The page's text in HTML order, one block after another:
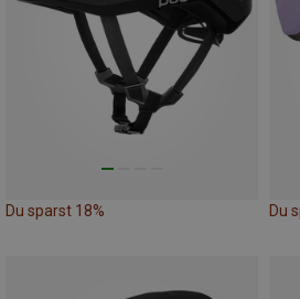
Du sparst 18% Du